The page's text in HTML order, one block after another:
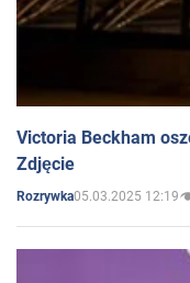
Victoria Beckham
Zdjęcie
Rozrywka05.03.2025 12:19